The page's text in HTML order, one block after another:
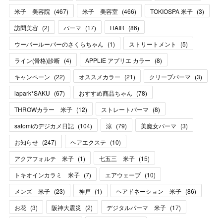
米子 美容院 (467) 米子 美容室 (466) TOKIOSPA 米子 (3)
訪問美容 (2) パーマ (17) HAIR (86)
ウーパールーパーのさくらちゃん (1) ストリートメント (5)
ライン(骨格)診断 (4) APPLIE アプリエ カラー (8)
キャンペーン (22) オススメカラー (21) クリープパーマ (3)
lapark*SAKU (67) おすすめ商品ちゃん (78)
THROWカラー 米子 (12) ストレートパーマ (8)
satomiのデジカメ日記 (104) 涼 (79) 美魔女パーマ (3)
お知らせ (247) ヘアエクステ (10)
アクアフォルテ 米子 (1) 七五三 米子 (15)
トキオインカラミ 米子 (7) エアウェーブ (10)
メンズ 米子 (23) 神戸 (1) ヘアドネーション 米子 (86)
お花 (3) 阪神大震災 (2) デジタルパーマ 米子 (17)